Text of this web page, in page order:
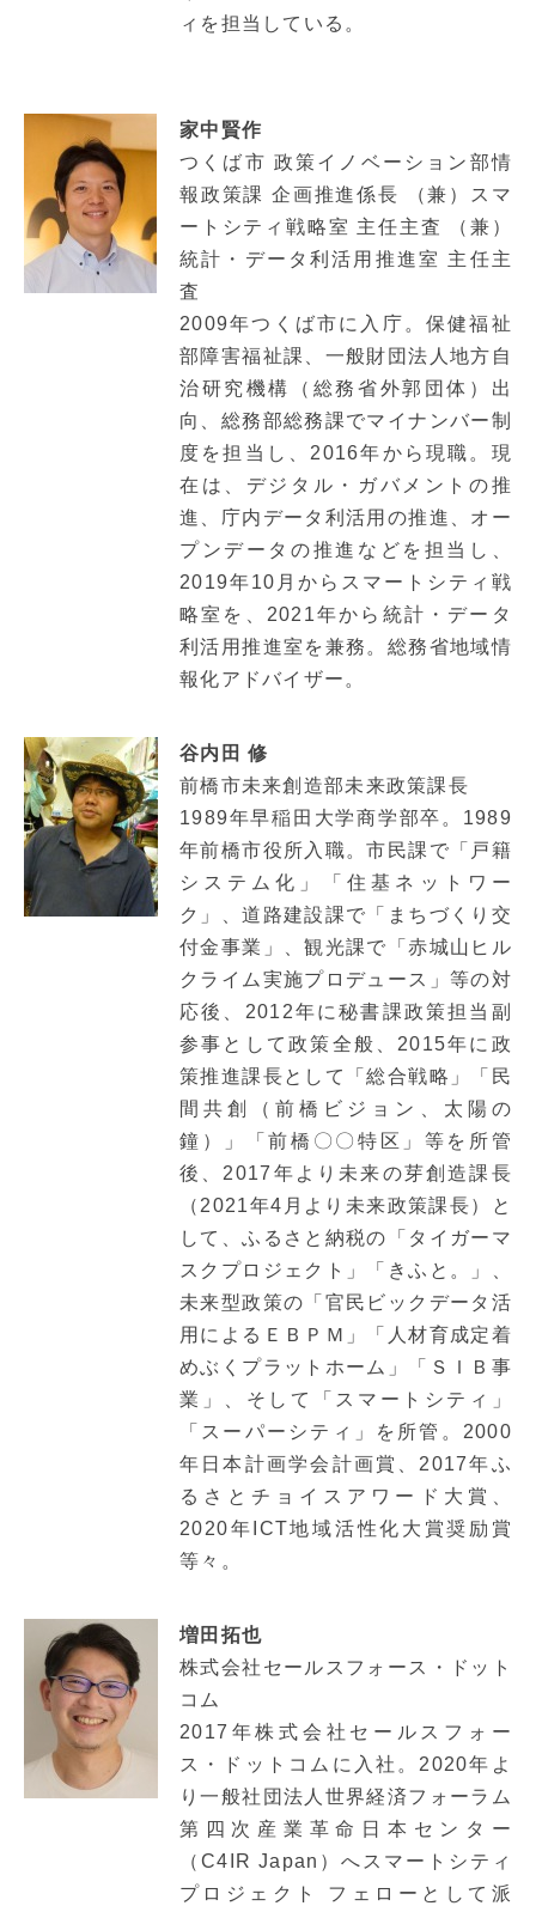
ィを担当している。
家中賢作
つくば市 政策イノベーション部情
報政策課 企画推進係長 （兼）スマ
ートシティ戦略室 主任主査 （兼）
統計・データ利活用推進室 主任主
査
2009年つくば市に入庁。保健福祉
部障害福祉課、一般財団法人地方自
治研究機構（総務省外郭団体）出
向、総務部総務課でマイナンバー制
度を担当し、2016年から現職。現
在は、デジタル・ガバメントの推
進、庁内データ利活用の推進、オー
プンデータの推進などを担当し、
2019年10月からスマートシティ戦
略室を、2021年から統計・データ
利活用推進室を兼務。総務省地域情
報化アドバイザー。
谷内田 修
前橋市未来創造部未来政策課長
1989年早稲田大学商学部卒。1989
年前橋市役所入職。市民課で「戸籍
システム化」「住基ネットワー
ク」、道路建設課で「まちづくり交
付金事業」、観光課で「赤城山ヒル
クライム実施プロデュース」等の対
応後、2012年に秘書課政策担当副
参事として政策全般、2015年に政
策推進課長として「総合戦略」「民
間共創（前橋ビジョン、太陽の
鐘）」「前橋〇〇特区」等を所管
後、2017年より未来の芽創造課長
（2021年4月より未来政策課長）と
して、ふるさと納税の「タイガーマ
スクプロジェクト」「きふと。」、
未来型政策の「官民ビックデータ活
用によるＥＢＰＭ」「人材育成定着
めぶくプラットホーム」「ＳＩＢ事
業」、そして「スマートシティ」
「スーパーシティ」を所管。2000
年日本計画学会計画賞、2017年ふ
るさとチョイスアワード大賞、
2020年ICT地域活性化大賞奨励賞
等々。
増田拓也
株式会社セールスフォース・ドット
コム
2017年株式会社セールスフォー
ス・ドットコムに入社。2020年よ
り一般社団法人世界経済フォーラム
第四次産業革命日本センター
（C4IR Japan）へスマートシティ
プロジェクト フェローとして派